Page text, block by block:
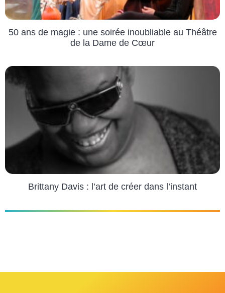
50 ans de magie : une soirée inoubliable au Théâtre
de la Dame de Cœur
Brittany Davis : l’art de créer dans l’instant